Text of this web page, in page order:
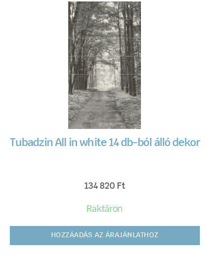
Tubadzin All in white 14 db-ból álló dekor
134 820 Ft
Raktáron
HOZZÁADÁS AZ ÁRAJÁNLATHOZ